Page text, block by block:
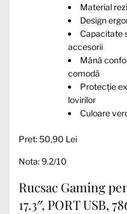
Material
Design
Capacitate
accesorii
Mână
comodă
Protecție
lovirilor
Culoare
Pret: 50,90 Lei
Nota: 9.2/10
Rucsac Gaming
17.3″, PORT USB,